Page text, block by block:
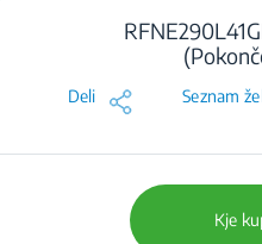
Deli Seznam
Kje